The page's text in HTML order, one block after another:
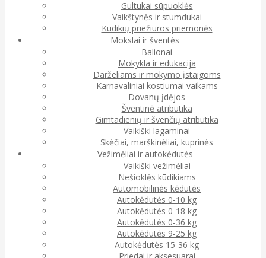
Gultukai sūpuoklės
Vaikštynės ir stumdukai
Kūdikių priežiūros priemonės
Mokslai ir šventės
Balionai
Mokykla ir edukacija
Darželiams ir mokymo įstaigoms
Karnavaliniai kostiumai vaikams
Dovanų įdėjos
Šventinė atributika
Gimtadienių ir švenčių atributika
Vaikiški lagaminai
Skėčiai, marškinėliai, kuprinės
Vežimėliai ir autokėdutės
Vaikiški vežimėliai
Nešioklės kūdikiams
Automobilinės kėdutės
Autokėdutės 0-10 kg
Autokėdutės 0-18 kg
Autokėdutės 0-36 kg
Autokėdutės 9-25 kg
Autokėdutės 15-36 kg
Priedai ir aksesuarai